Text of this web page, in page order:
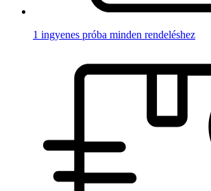
1 ingyenes próba minden rendeléshez